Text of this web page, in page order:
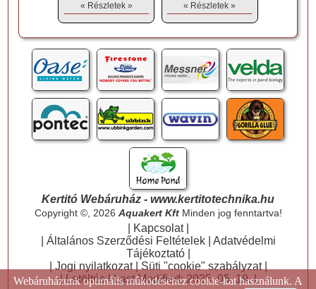
« Részletek »
« Részletek »
Webáruházunk optimális működéséhez cookie-kat használunk. A
Kertitó Webáruház - www.kertitotechnika.hu
Copyright ©, 2026 Aquakert KftMinden jog fenntartva!
Kapcsolat|
Általános Szerződési Feltételek| Adatvédelmi
Tájékoztató|
Jogi nyilatkozat| Süti "cookie" szabályzat|
|Letöltés| Last Modified: 2025. 05. 19. |